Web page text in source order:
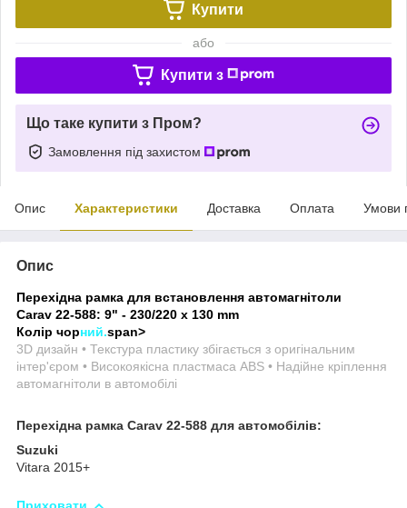
Купити
або
Купити з
Що таке купити з Пром?
Замовлення під захистом
Опис Характеристики Доставка Оплата Умови
Опис
Перехідна рамка для встановлення автомагнітоли
Carav 22-588: 9" - 230/220 х 130 mm
Колір чорний.span>
3D дизайн • Текстура пластику збігається з оригінальним
інтер'єром • Високоякісна пластмаса ABS • Надійне кріплення
автомагнітоли в автомобілі
Перехідна рамка Carav 22-588 для автомобілів:
Suzuki
Vitara 2015+
Приховати